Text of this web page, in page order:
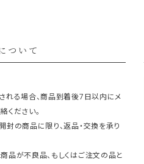
ついて
れる場合、商品到着後7日以内にメ
ください。
封の商品に限り、返品・交換を承り
品が不良品、もしくはご注文の品と